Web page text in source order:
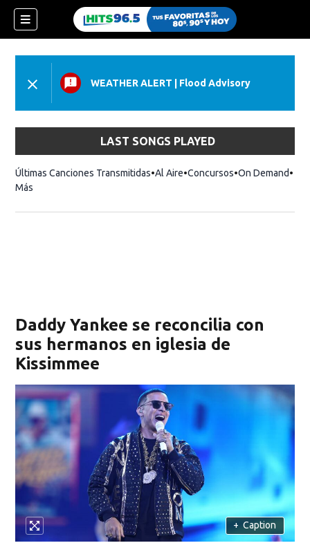
WEATHER ALERT Flood Advisory
LAST SONGS PLAYED
Últimas Canciones Transmitidas Al Aire Concursos On Demand
Más
Daddy Yankee se reconcilia con
sus hermanos en iglesia de
Kissimmee
+ Caption